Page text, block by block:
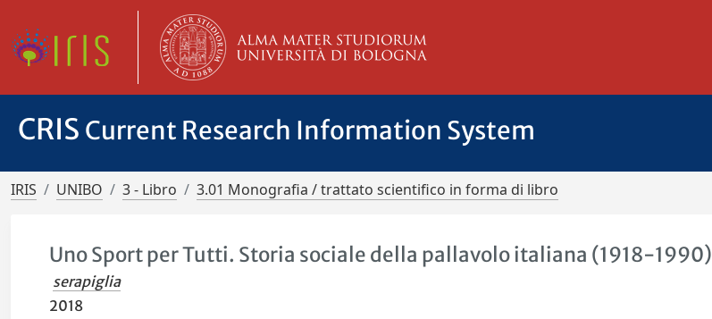
CRIS Current Research Information System
IRIS UNIBO 3 - Libro 3.01 Monografia / trattato scientifico in forma di libro
Uno Sport per Tutti. Storia sociale della pallavolo italiana (1918-1990)
serapiglia
2018